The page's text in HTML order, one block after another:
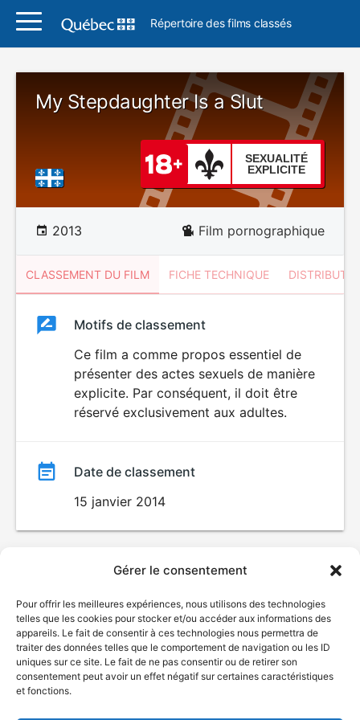
Gérer le consentement
Pour offrir les meilleures expériences, nous utilisons des technologies
telles que les cookies pour stocker et/ou accéder aux informations des
appareils. Le fait de consentir à ces technologies nous permettra de
traiter des données telles que le comportement de navigation ou les ID
uniques sur ce site. Le fait de ne pas consentir ou de retirer son
consentement peut avoir un effet négatif sur certaines caractéristiques
et fonctions.
Répertoire des films classés
My Stepdaughter Is a Slut
SEXUALITÉ
EXPLICITE
2013 Film pornographique
CLASSEMENT DU FILM FICHE TECHNIQUE
ClassementClassement
SEXUALITÉ
EXPLICITE
Motifs de classement
Ce film a comme propos essentiel de
présenter des actes sexuels de manière
explicite. Par conséquent, il doit être
réservé exclusivement aux adultes.
Date de classement
15 janvier 2014